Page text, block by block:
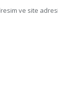
ve site